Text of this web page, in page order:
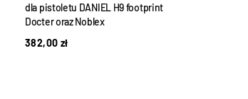
dla pistoletu DANIEL H9 footprint
Docter oraz Noblex
382,00 zł